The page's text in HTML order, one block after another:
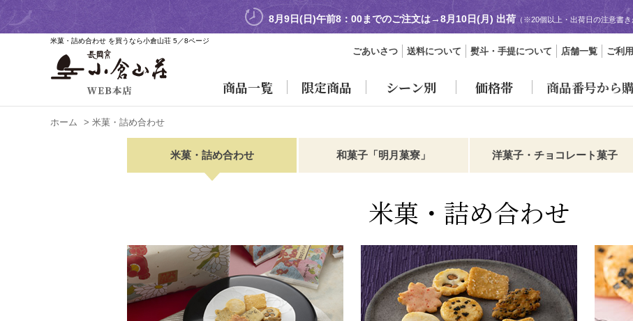
米菓・詰め合わせ を買うなら小倉山荘 5／8ページ
8月9日(日)午前8：00までのご注文は→8月10日(月) 出荷 （※20個以上・出荷日の注意書き
ごあいさつ 送料について 熨斗・手提について 店舗一覧 ご利
商品一覧 限定商品 シーン別 価格帯 商品番号から
ホーム > 米菓・詰め合わせ
米菓・詰め合わせ 和菓子「明月菓寮」 洋菓子・チョコレート菓子
米菓・詰め合わせ